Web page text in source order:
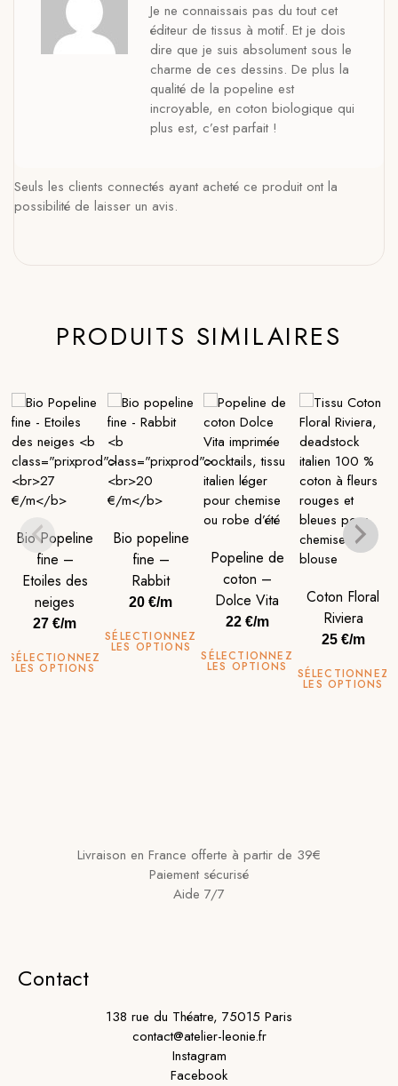
Je ne connaissais pas du tout cet
éditeur de tissus à motif. Et je dois
dire que je suis absolument sous le
charme de ces dessins. De plus la
qualité de la popeline est
incroyable, en coton biologique qui
plus est, c’est parfait !
Seuls les clients connectés ayant acheté ce produit ont la
possibilité de laisser un avis.
PRODUITS SIMILAIRES
Bio Popeline
fine –
Etoiles des
neiges
27 €/m
SÉLECTIONNEZ
LES OPTIONS
Bio popeline
fine –
Rabbit
20 €/m
SÉLECTIONNEZ
LES OPTIONS
Popeline de
coton –
Dolce Vita
22 €/m
SÉLECTIONNEZ
LES OPTIONS
Coton Floral
Riviera
25 €/m
SÉLECTIONNEZ
LES OPTIONS
Livraison en France offerte à partir de 39€
Paiement sécurisé
Aide 7/7
Contact
138 rue du Théatre, 75015 Paris
contact@atelier-leonie.fr
Instagram
Facebook